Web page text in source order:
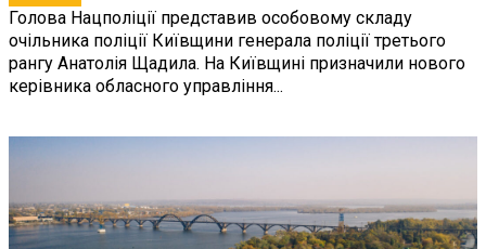
Голова Нацполіції представив особовому складу
очільника поліції Київщини генерала поліції третього
рангу Анатолія Щадила. На Київщині призначили нового
керівника обласного управління...